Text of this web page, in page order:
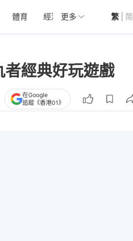
體育 經濟 01深圳 觀點
更多 繁 简
經典好玩遊戲
在Google
追蹤《香港01》